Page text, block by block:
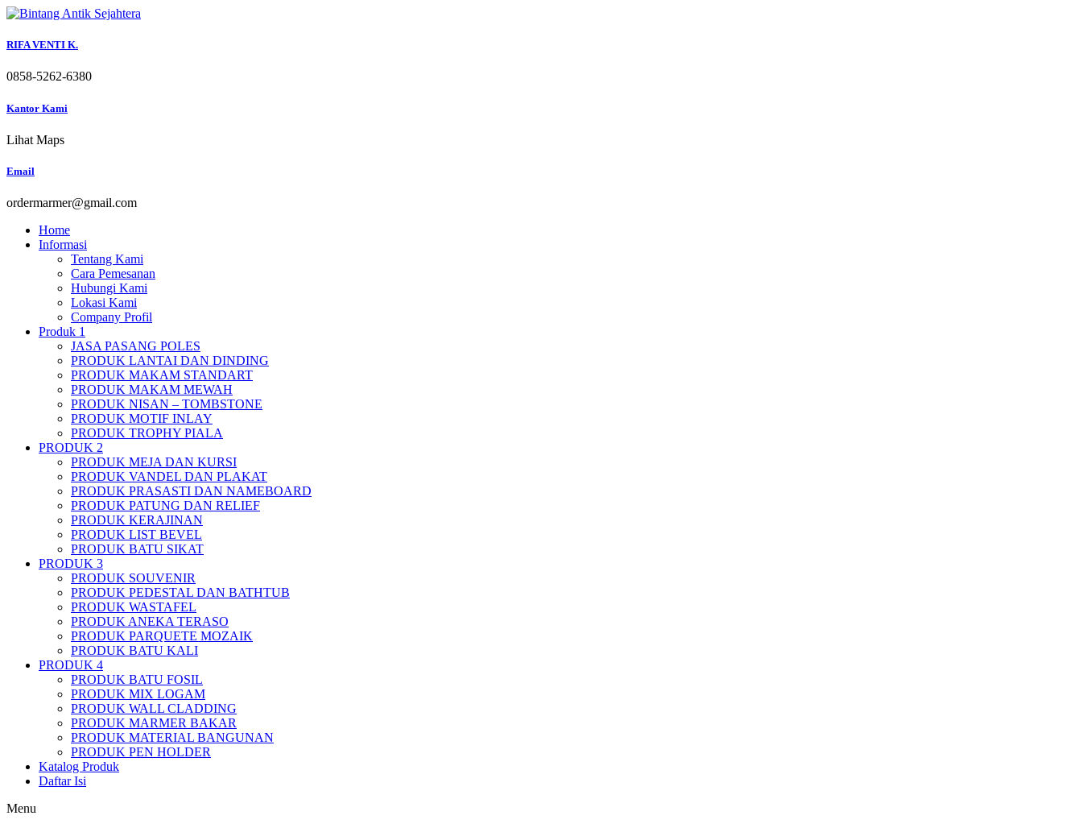
Skip
content
RIFA VENTI K.
0858-5262-6380
Kantor Kami
Lihat Maps
Email
ordermarmer@gmail.com
Home
Informasi
Tentang Kami
Cara Pemesanan
Hubungi Kami
Lokasi Kami
Company Profil
Produk 1
JASA PASANG POLES
PRODUK LANTAI DAN DINDING
PRODUK MAKAM STANDART
PRODUK MAKAM MEWAH
PRODUK NISAN – TOMBSTONE
PRODUK MOTIF INLAY
PRODUK TROPHY PIALA
PRODUK 2
PRODUK MEJA DAN KURSI
PRODUK VANDEL DAN PLAKAT
PRODUK PRASASTI DAN NAMEBOARD
PRODUK PATUNG DAN RELIEF
PRODUK KERAJINAN
PRODUK LIST BEVEL
PRODUK BATU SIKAT
PRODUK 3
PRODUK SOUVENIR
PRODUK PEDESTAL DAN BATHTUB
PRODUK WASTAFEL
PRODUK ANEKA TERASO
PRODUK PARQUETE MOZAIK
PRODUK BATU KALI
PRODUK 4
PRODUK BATU FOSIL
PRODUK MIX LOGAM
PRODUK WALL CLADDING
PRODUK MARMER BAKAR
PRODUK MATERIAL BANGUNAN
PRODUK PEN HOLDER
Katalog Produk
Daftar Isi
Menu